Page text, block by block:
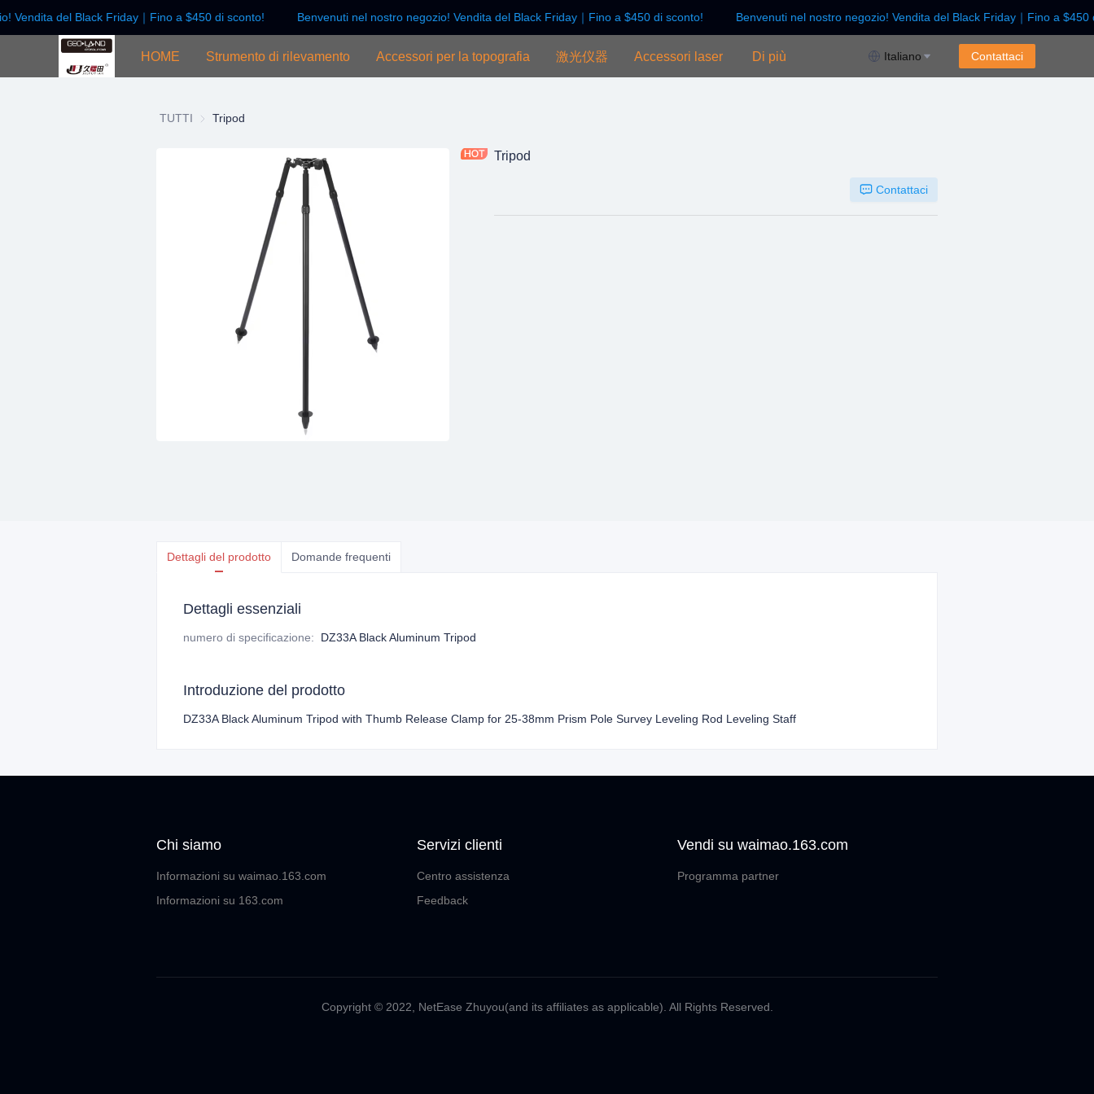
Vendita del Black Friday｜Fino a $450 di sconto! Benvenuti nel nostro negozio! Vendita del Black Friday｜Fino a $450 di sconto!
Benvenuti nel nostro negozio! Vendita del Black Friday｜Fino a $450
Benvenuti nel nostro negozio! Vendita del Black Friday｜Fino a $450 di sconto!
HOME Strumento di rilevamento Accessori per la topografia 激光仪器 Accessori laser Di più Italiano Contattaci
TUTTI Tripod
Tripod
Contattaci
Dettagli del prodotto Domande frequenti
Dettagli essenziali
numero di specificazione: DZ33A Black Aluminum Tripod
Introduzione del prodotto
DZ33A Black Aluminum Tripod with Thumb Release Clamp for 25-38mm Prism Pole Survey Leveling Rod Leveling Staff
Chi siamo
Informazioni su waimao.163.com
Informazioni su 163.com
Servizi clienti
Centro assistenza
Feedback
Vendi su waimao.163.com
Programma partner
Copyright ©️ 2022, NetEase Zhuyou(and its affiliates as applicable). All Rights Reserved.